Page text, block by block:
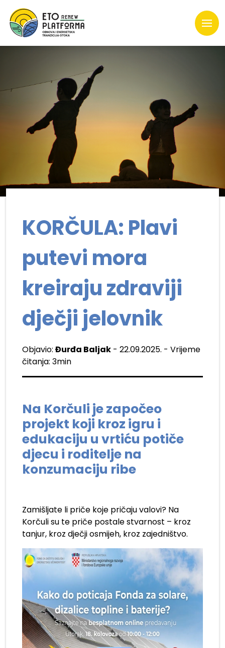
KORČULA: Plavi
putevi mora
kreiraju zdraviji
dječji jelovnik
Objavio: Đurđa Baljak - 22.09.2025. - Vrijeme
čitanja: 3min
Na Korčuli je započeo
projekt koji kroz igru i
edukaciju u vrtiću potiče
djecu i roditelje na
konzumaciju ribe
Zamišljate li priče koje pričaju valovi? Na
Korčuli su te priče postale stvarnost – kroz
tanjur, kroz dječji osmijeh, kroz zajedništvo.